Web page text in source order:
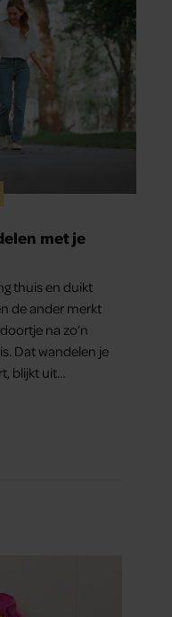
met je
thuis en duikt
de ander merkt
na zo’n
Dat wandelen je
blijkt uit